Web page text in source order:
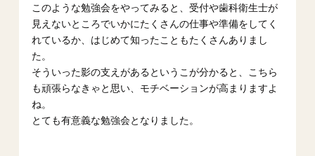
このような勉強会をやってみると、受付や歯科衛生士が
見えないところでいかにたくさんの仕事や準備をしてく
れているか、はじめて知ったこともたくさんありまし
た。
そういった影の支えがあるというこが分かると、こちら
も頑張らなきゃと思い、モチベーションが高まりますよ
ね。
とても有意義な勉強会となりました。